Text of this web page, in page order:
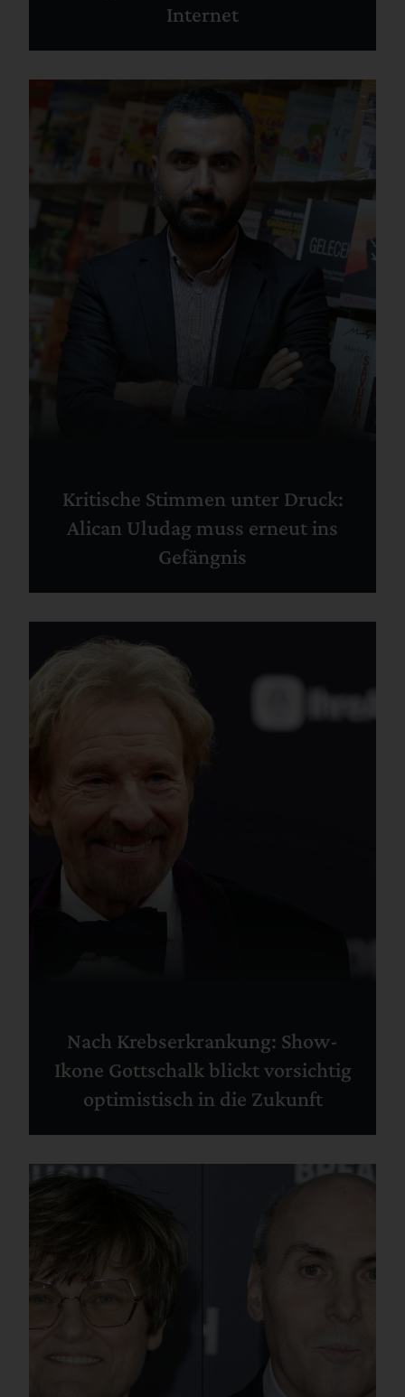
Internet
Kritische Stimmen unter Druck:
Alican Uludag muss erneut ins
Gefängnis
Nach Krebserkrankung: Show-
Ikone Gottschalk blickt vorsichtig
optimistisch in die Zukunft